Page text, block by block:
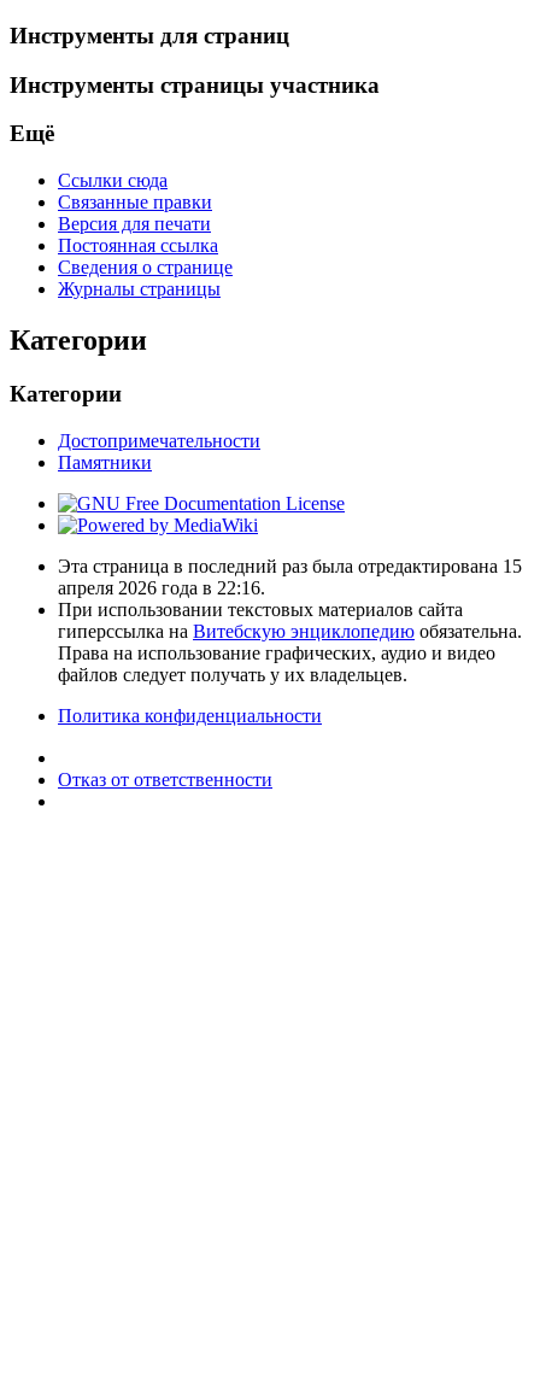
Инструменты для страниц
Инструменты страницы участника
Ещё
Ссылки сюда
Связанные правки
Версия для печати
Постоянная ссылка
Сведения о странице
Журналы страницы
Категории
Категории
Достопримечательности
Памятники
Эта страница в последний раз была отредактирована 15
апреля 2026 года в 22:16.
При использовании текстовых материалов сайта
гиперссылка на Витебскую энциклопедию обязательна.
Права на использование графических, аудио и видео
файлов следует получать у их владельцев.
Политика конфиденциальности
Отказ от ответственности